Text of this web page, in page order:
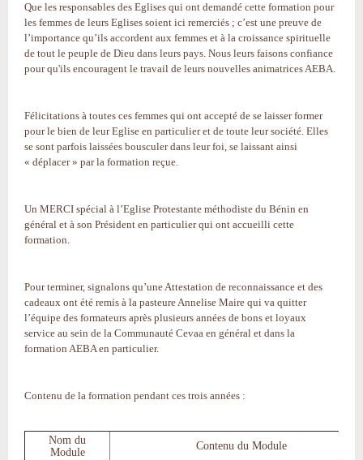
Que les responsables des Eglises qui ont demandé cette formation pour
les femmes de leurs Eglises soient ici remerciés ; c’est une preuve de
l’importance qu’ils accordent aux femmes et à la croissance spirituelle
de tout le peuple de Dieu dans leurs pays. Nous leurs faisons confiance
pour qu'ils encouragent le travail de leurs nouvelles animatrices AEBA.
Félicitations à toutes ces femmes qui ont accepté de se laisser former
pour le bien de leur Eglise en particulier et de toute leur société. Elles
se sont parfois laissées bousculer dans leur foi, se laissant ainsi
« déplacer » par la formation reçue.
Un MERCI spécial à l’Eglise Protestante méthodiste du Bénin en
général et à son Président en particulier qui ont accueilli cette
formation.
Pour terminer, signalons qu’une Attestation de reconnaissance et des
cadeaux ont été remis à la pasteure Annelise Maire qui va quitter
l’équipe des formateurs après plusieurs années de bons et loyaux
service au sein de la Communauté Cevaa en général et dans la
formation AEBA en particulier.
Contenu de la formation pendant ces trois années :
Nom du
Module
Contenu du Module